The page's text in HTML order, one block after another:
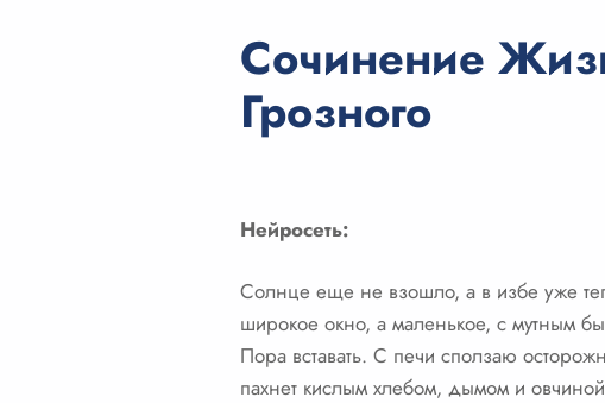
Сочинение
Грозного
Нейросеть:
Солнце еще не взошло, а в избе уже
широкое окно, а маленькое, с мутным
Пора вставать. С печи сползаю
пахнет кислым хлебом, дымом и